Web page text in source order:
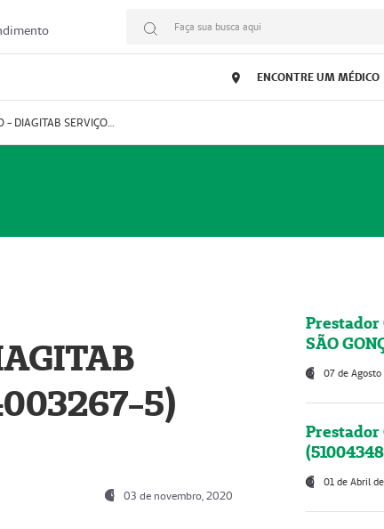
Faça sua busca aqui
ENCONTRE UM MÉDICO
MUDANÇA DE ENDEREÇO - DIAGITAB SERVIÇOS MÉDICOS LTDA (54003267-5)
5)
03 de novembro, 2020
Prestador
SÃO
07 de
01 de Abril